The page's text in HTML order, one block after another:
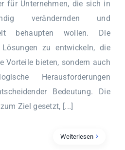
für Unternehmen, die sich in
verändernden und
behaupten wollen. Die
zu entwickeln, die
Vorteile bieten, sondern auch
Herausforderungen
Bedeutung. Die
Ziel gesetzt, [...]
Weiterlesen